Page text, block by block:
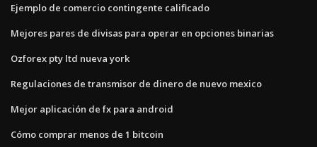
Ejemplo de comercio contingente calificado
Mejores pares de divisas para operar en opciones binarias
Ozforex pty ltd nueva york
Regulaciones de transmisor de dinero de nuevo mexico
Mejor aplicación de fx para android
Cómo comprar menos de 1 bitcoin